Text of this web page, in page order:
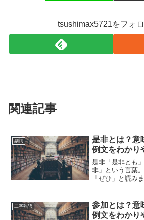
tsushimax5721をフォ
関連記事
副詞
是非とは？意
例文をわかり
是非「是非とも
非」という言葉
「ぜひ」と読み
ついて、小説な
ら、わかりやす
二字熟語
参加とは？意
例文をわかり